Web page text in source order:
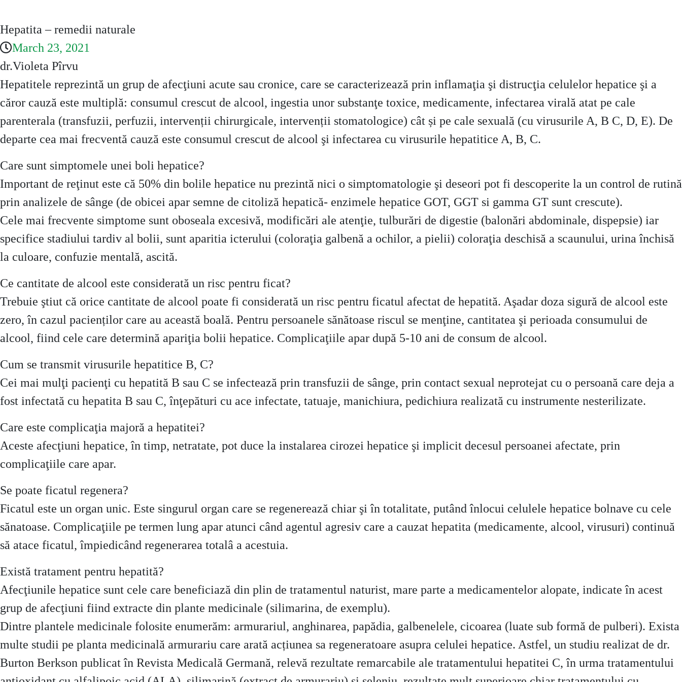
Hepatita – remedii naturale
March 23, 2021
dr.Violeta Pîrvu
Hepatitele reprezintă un grup de afecţiuni acute sau cronice, care se caracterizează prin inflamaţia şi distrucţia celulelor hepatice şi a
căror cauză este multiplă: consumul crescut de alcool, ingestia unor substanţe toxice, medicamente, infectarea virală atat pe cale
parenterala (transfuzii, perfuzii, intervenții chirurgicale, intervenții stomatologice) cât și pe cale sexuală (cu virusurile A, B C, D, E). De
departe cea mai frecventă cauză este consumul crescut de alcool şi infectarea cu virusurile hepatitice A, B, C.
Care sunt simptomele unei boli hepatice?
Important de reţinut este că 50% din bolile hepatice nu prezintă nici o simptomatologie şi deseori pot fi descoperite la un control de rutină
prin analizele de sânge (de obicei apar semne de citoliză hepatică- enzimele hepatice GOT, GGT si gamma GT sunt crescute).
Cele mai frecvente simptome sunt oboseala excesivă, modificări ale atenţie, tulburări de digestie (balonări abdominale, dispepsie) iar
specifice stadiului tardiv al bolii, sunt aparitia icterului (coloraţia galbenă a ochilor, a pielii) coloraţia deschisă a scaunului, urina închisă
la culoare, confuzie mentală, ascită.
Ce cantitate de alcool este considerată un risc pentru ficat?
Trebuie ştiut că orice cantitate de alcool poate fi considerată un risc pentru ficatul afectat de hepatită. Aşadar doza sigură de alcool este
zero, în cazul pacienților care au această boală. Pentru persoanele sănătoase riscul se menţine, cantitatea şi perioada consumului de
alcool, fiind cele care determină apariţia bolii hepatice. Complicaţiile apar după 5-10 ani de consum de alcool.
Cum se transmit virusurile hepatitice B, C?
Cei mai mulţi pacienţi cu hepatită B sau C se infectează prin transfuzii de sânge, prin contact sexual neprotejat cu o persoană care deja a
fost infectată cu hepatita B sau C, înţepături cu ace infectate, tatuaje, manichiura, pedichiura realizată cu instrumente nesterilizate.
Care este complicaţia majoră a hepatitei?
Aceste afecţiuni hepatice, în timp, netratate, pot duce la instalarea cirozei hepatice şi implicit decesul persoanei afectate, prin
complicaţiile care apar.
Se poate ficatul regenera?
Ficatul este un organ unic. Este singurul organ care se regenerează chiar şi în totalitate, putând înlocui celulele hepatice bolnave cu cele
sănatoase. Complicaţiile pe termen lung apar atunci când agentul agresiv care a cauzat hepatita (medicamente, alcool, virusuri) continuă
să atace ficatul, împiedicând regenerarea totalâ a acestuia.
Există tratament pentru hepatită?
Afecţiunile hepatice sunt cele care beneficiază din plin de tratamentul naturist, mare parte a medicamentelor alopate, indicate în acest
grup de afecţiuni fiind extracte din plante medicinale (silimarina, de exemplu).
Dintre plantele medicinale folosite enumerăm: armurariul, anghinarea, papădia, galbenelele, cicoarea (luate sub formă de pulberi). Exista
multe studii pe planta medicinală armurariu care arată acțiunea sa regeneratoare asupra celulei hepatice. Astfel, un studiu realizat de dr.
Burton Berkson publicat în Revista Medicală Germană, relevă rezultate remarcabile ale tratamentului hepatitei C, în urma tratamentului